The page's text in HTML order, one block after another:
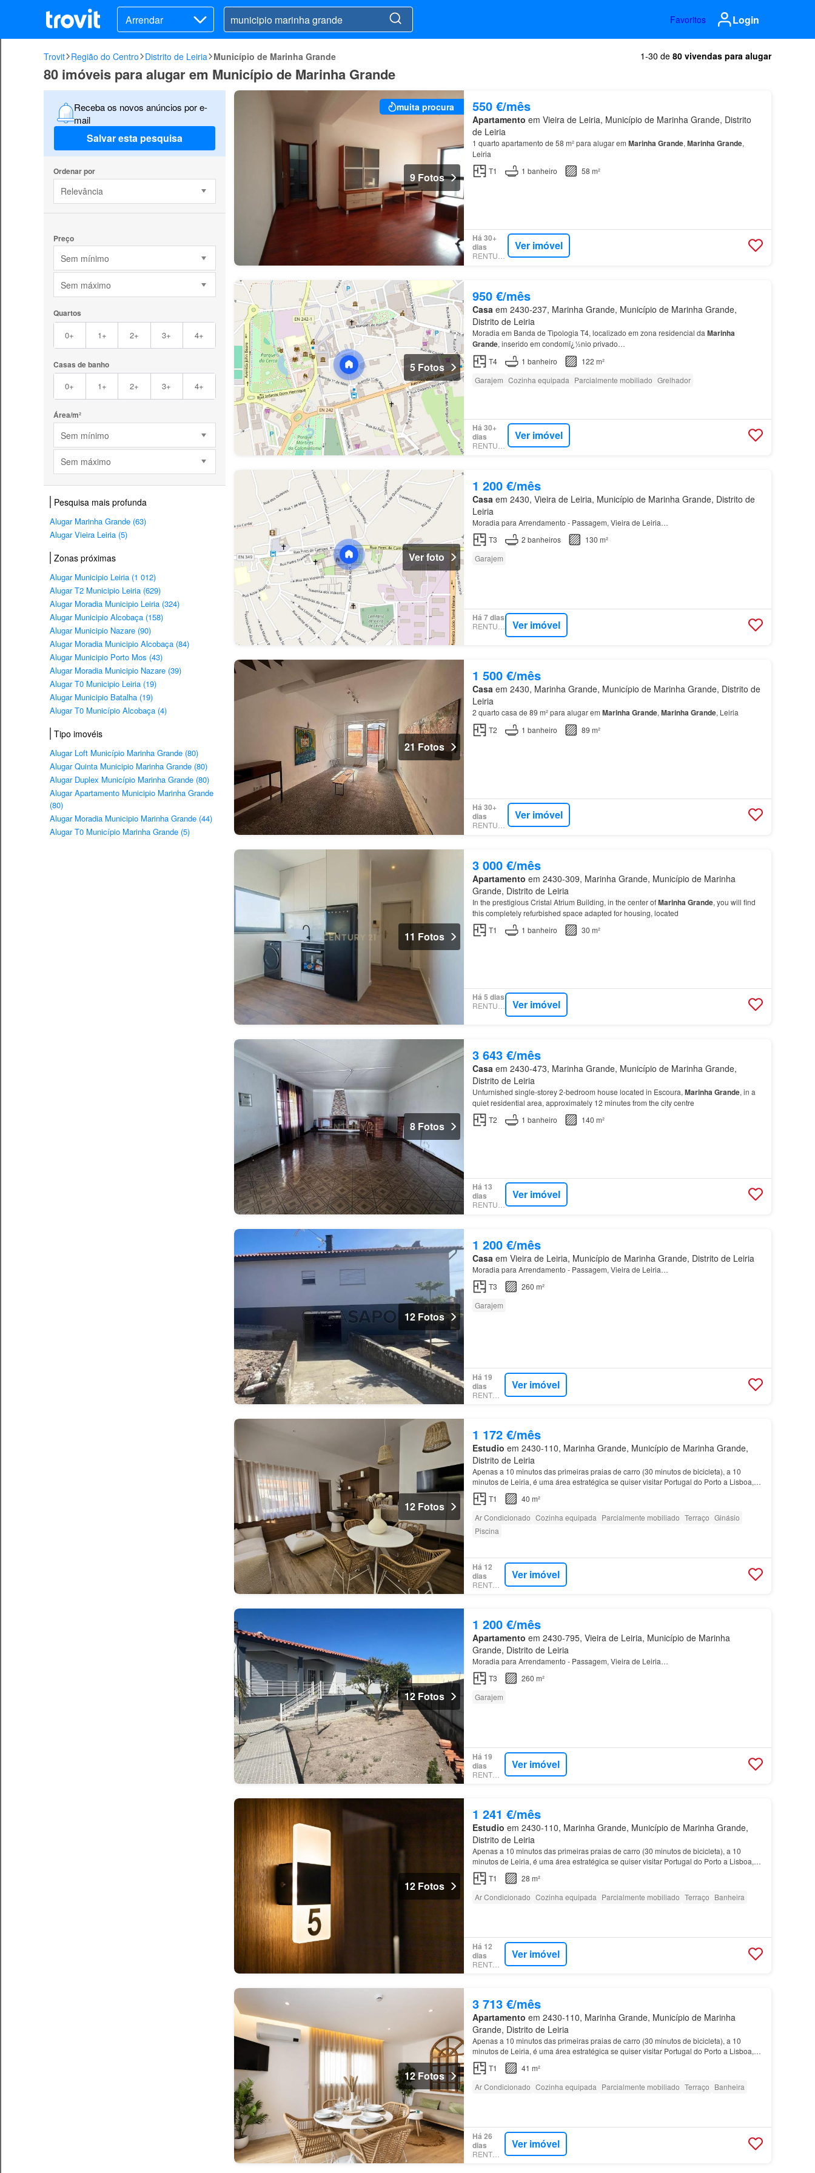
Arrendar Favoritos Login
Trovit Região do Centro Distrito de Leiria Município de Marinha Grande 1-30 de 80 vivendas para alugar
80 imóveis para alugar em Município de Marinha Grande
Receba os novos anúncios por e-
mail
Salvar esta pesquisa
Ordenar por
Relevância
Preço
Sem mínimo
Sem máximo
Quartos
0+ 1+ 2+ 3+ 4+
Casas de banho
0+ 1+ 2+ 3+ 4+
Área/m²
Sem mínimo
Sem máximo
Pesquisa mais profunda
Alugar Marinha Grande (63)
Alugar Vieira Leiria (5)
Zonas próximas
Alugar Municipio Leiria (1 012)
Alugar T2 Municipio Leiria (629)
Alugar Moradia Municipio Leiria (324)
Alugar Municipio Alcobaça (158)
Alugar Municipio Nazare (90)
Alugar Moradia Municipio Alcobaça (84)
Alugar Municipio Porto Mos (43)
Alugar Moradia Municipio Nazare (39)
Alugar T0 Municipio Leiria (19)
Alugar Municipio Batalha (19)
Alugar T0 Município Alcobaça (4)
Tipo imovéis
Alugar Loft Município Marinha Grande (80)
Alugar Quinta Municipio Marinha Grande (80)
Alugar Duplex Município Marinha Grande (80)
Alugar Apartamento Municipio Marinha Grande
(80)
Alugar Moradia Municipio Marinha Grande (44)
Alugar T0 Município Marinha Grande (5)
muita procura
9 Fotos
550 €/mês
Apartamento em Vieira de Leiria, Município de Marinha Grande, Distrito
de Leiria
1 quarto apartamento de 58 m² para alugar em MarinhaGrande, MarinhaGrande,
Leiria
T1
1 banheiro 58 m²
Há 30+
dias
RENTUMO
Ver imóvel
5 Fotos
950 €/mês
Casa em 2430-237, Marinha Grande, Município de Marinha Grande,
Distrito de Leiria
Moradia em Banda de Tipologia T4, localizado em zona residencial da Marinha
Grande, inserido em condomï¿½nio privado…
T4
1 banheiro
122 m²
Garajem Cozinha equipada Parcialmente mobiliado Grelhador
Há 30+
dias
RENTUMO
Ver imóvel
Ver foto
1 200 €/mês
Casa em 2430, Vieira de Leiria, Município de Marinha Grande, Distrito de
Leiria
Moradia para Arrendamento - Passagem, Vieira de Leiria…
T3
2 banheiros
130 m²
Garajem
Há 7 dias
RENTUMO Ver imóvel
21 Fotos
1 500 €/mês
Casa em 2430, Marinha Grande, Município de Marinha Grande, Distrito de
Leiria
2 quarto casa de 89 m² para alugar em MarinhaGrande, MarinhaGrande, Leiria
T2
1 banheiro 89 m²
Há 30+
dias
RENTUMO
Ver imóvel
11 Fotos
3 000 €/mês
Apartamento em 2430-309, Marinha Grande, Município de Marinha
Grande, Distrito de Leiria
In the prestigious Cristal Atrium Building, in the center ofMarinhaGrande, you will find
this completely refurbished space adapted for housing, located
T1
1 banheiro 30 m²
Há 5 dias
RENTUMO Ver imóvel
8 Fotos
3 643 €/mês
Casa em 2430-473, Marinha Grande, Município de Marinha Grande,
Distrito de Leiria
Unfurnished single-storey 2-bedroom house located in Escoura, MarinhaGrande, in a
quiet residential area, approximately 12 minutes from the city centre
T2
1 banheiro 140 m²
Há 13
dias
RENTUMO
Ver imóvel
12 Fotos
1 200 €/mês
Casa em Vieira de Leiria, Município de Marinha Grande, Distrito de Leiria
Moradia para Arrendamento - Passagem, Vieira de Leiria…
T3
260 m²
Garajem
Há 19
dias
RENTOLA
Ver imóvel
12 Fotos
1 172 €/mês
Estudio em 2430-110, Marinha Grande, Município de Marinha Grande,
Distrito de Leiria
Apenas a 10 minutos das primeiras praias de carro (30 minutos de bicicleta), a 10
minutos de Leiria, é uma área estratégica se quiser visitar Portugal do Porto a Lisboa,
passando por toda a Costa da Prata que se estende de Av…
T1
40 m²
Ar Condicionado Cozinha equipada Parcialmente mobiliado Terraço Ginásio
Piscina
Há 12
dias
RENTOLA
Ver imóvel
12 Fotos
1 200 €/mês
Apartamento em 2430-795, Vieira de Leiria, Município de Marinha
Grande, Distrito de Leiria
Moradia para Arrendamento - Passagem, Vieira de Leiria…
T3
260 m²
Garajem
Há 19
dias
RENTOLA
Ver imóvel
12 Fotos
1 241 €/mês
Estudio em 2430-110, Marinha Grande, Município de Marinha Grande,
Distrito de Leiria
Apenas a 10 minutos das primeiras praias de carro (30 minutos de bicicleta), a 10
minutos de Leiria, é uma área estratégica se quiser visitar Portugal do Porto a Lisboa,
passando por toda a Costa da Prata que se estende de Av…
T1
28 m²
Ar Condicionado Cozinha equipada Parcialmente mobiliado Terraço Banheira
Há 12
dias
RENTOLA
Ver imóvel
12 Fotos
3 713 €/mês
Apartamento em 2430-110, Marinha Grande, Município de Marinha
Grande, Distrito de Leiria
Apenas a 10 minutos das primeiras praias de carro (30 minutos de bicicleta), a 10
minutos de Leiria, é uma área estratégica se quiser visitar Portugal do Porto a Lisboa,
passando por toda a Costa da Prata que se estende de Av…
T1
41 m²
Ar Condicionado Cozinha equipada Parcialmente mobiliado Terraço Banheira
Há 26
dias
RENTOLA
Ver imóvel